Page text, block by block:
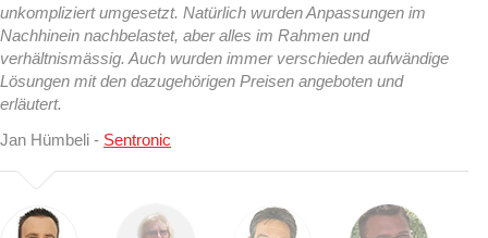
unkompliziert umgesetzt. Natürlich wurden Anpassungen im
Nachhinein nachbelastet, aber alles im Rahmen und
verhältnismässig. Auch wurden immer verschieden aufwändige
Lösungen mit den dazugehörigen Preisen angeboten und
erläutert.
Jan Hümbeli - Sentronic